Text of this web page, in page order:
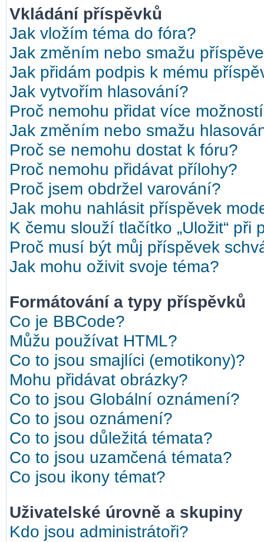
Vkládání příspěvků
Jak vložím téma do fóra?
Jak změním nebo smažu
Jak přidám podpis k mému
Jak vytvořím hlasování?
Proč nemohu přidat více
Jak změním nebo smažu
Proč se nemohu dostat k fóru?
Proč nemohu přidávat přílohy?
Proč jsem obdržel varování?
Jak mohu nahlásit příspěvek
K čemu slouží tlačítko „Uložit“ při
Proč musí být můj příspěvek
Jak mohu oživit svoje téma?
Formátování a typy příspěvků
Co je BBCode?
Můžu používat HTML?
Co to jsou smajlíci (emotikony)?
Mohu přidávat obrázky?
Co to jsou Globální oznámení?
Co to jsou oznámení?
Co to jsou důležitá témata?
Co to jsou uzamčená témata?
Co jsou ikony témat?
Uživatelské úrovně a skupiny
Kdo jsou administrátoři?